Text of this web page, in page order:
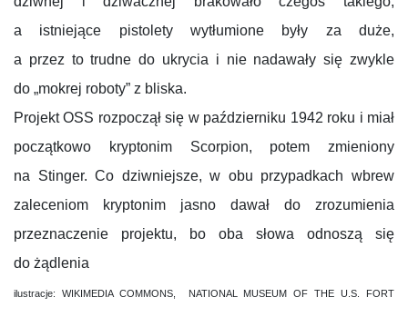
a istniejące pistolety wytłumione były za duże,
a przez to trudne do ukrycia i nie nadawały się zwykle
do „mokrej roboty” z bliska.
Projekt OSS rozpoczął się w październiku 1942 roku i miał
początkowo kryptonim Scorpion, potem zmieniony
na Stinger. Co dziwniejsze, w obu przypadkach wbrew
zaleceniom kryptonim jasno dawał do zrozumienia
przeznaczenie projektu, bo oba słowa odnoszą się
do żądlenia
ilustracje: WIKIMEDIA COMMONS, NATIONAL MUSEUM OF THE U.S. FORT